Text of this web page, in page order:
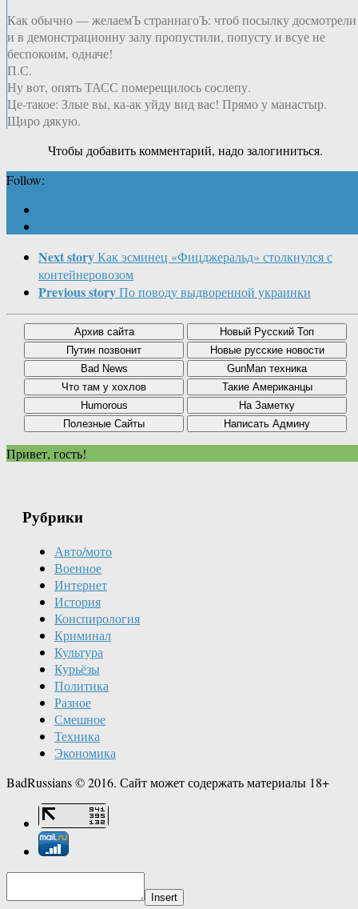
Как обычно — желаемЪ страннагоЪ: чтоб посылку досмотрели
и в демонстрационну залу пропустили, попусту и всуе не
беспокоим, одначе!
П.С.
Ну вот, опять ТАСС померещилось сослепу.
Це-такое: Злые вы, ка-ак уйду вид вас! Прямо у манастыр.
Щиро дякую.
Чтобы добавить комментарий, надо залогиниться.
Follow:
Next storyКак эсминец «Фицджеральд» столкнулся с
контейнеровозом
Previous storyПо поводу выдворенной украинки
Привет, гость!
Рубрики
Авто/мото
Военное
Интернет
История
Конспирология
Криминал
Культура
Курьёзы
Политика
Разное
Смешное
Техника
Экономика
BadRussians © 2016. Сайт может содержать материалы 18+
Insert